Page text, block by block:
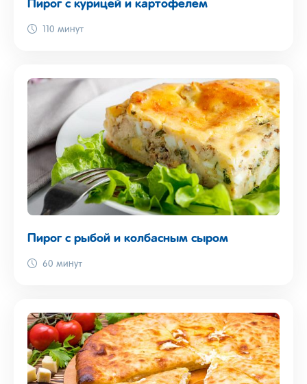
Пирог с курицей и картофелем
110 минут
Пирог с рыбой и колбасным сыром
60 минут